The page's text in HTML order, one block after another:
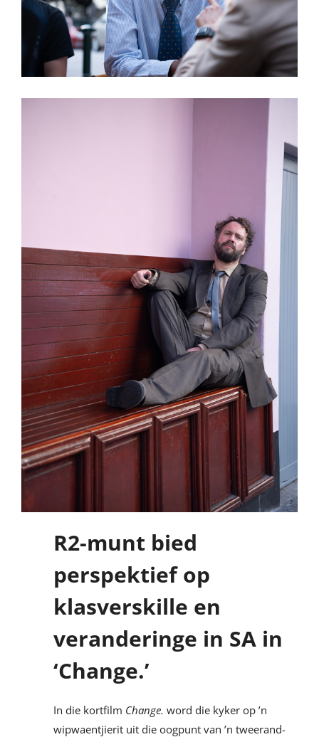
R2-munt bied
perspektief op
klasverskille en
veranderinge in SA in
‘Change.’
In die kortfilm Change. word die kyker op ’n
wipwaentjierit uit die oogpunt van ’n tweerand-